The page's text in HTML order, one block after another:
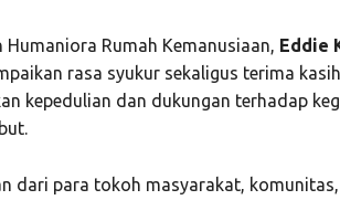
Humaniora Rumah Kemanusiaan, Eddie
rasa syukur sekaligus terima
kepedulian dan dukungan terhadap
dari para tokoh masyarakat,